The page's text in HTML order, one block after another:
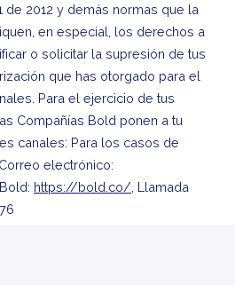
de 2012 y demás normas que la
en especial, los derechos a
o solicitar la supresión de tus
que has otorgado para el
Para el ejercicio de tus
Compañías Bold ponen a tu
canales: Para los casos de
electrónico:
Bold: https://bold.co/ , Llamada